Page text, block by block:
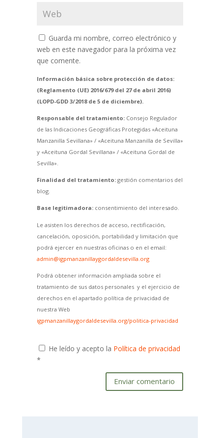
Guarda mi nombre, correo electrónico y
web en este navegador para la próxima vez
que comente.
Información básica sobre protección de datos:
(Reglamento (UE) 2016/679 del 27 de abril 2016)
(LOPD-GDD 3/2018 de 5 de diciembre).
Responsable del tratamiento:Consejo Regulador
de las Indicaciones Geográficas Protegidas «Aceituna
Manzanilla Sevillana» / «Aceituna Manzanilla de Sevilla»
y «Aceituna Gordal Sevillana» / «Aceituna Gordal de
Sevilla».
Finalidad del tratamiento:gestión comentarios del
blog.
Base legitimadora:consentimiento del interesado.
Le asisten los derechos de acceso, rectificación,
cancelación, oposición, portabilidad y limitación que
podrá ejercer en nuestras oficinas o en el email:
admin@igpmanzanillaygordaldesevilla.org
Podrá obtener información ampliada sobre el
tratamiento de sus datos personales y el ejercicio de
derechos en el apartado política de privacidad de
nuestra Web
igpmanzanillaygordaldesevilla.org/politica-privacidad
He leído y acepto la Política de privacidad
*
Enviar comentario